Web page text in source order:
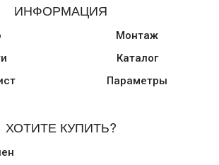
ИНФОРМАЦИЯ
Монтаж
Каталог
Параметры
ХОТИТЕ КУПИТЬ?